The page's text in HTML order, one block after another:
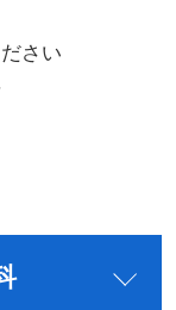
さい